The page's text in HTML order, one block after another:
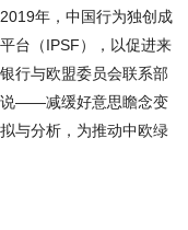
年，中国行为独创成
台（IPSF），以促进来
行与欧盟委员会联系部
说——减缓好意思瞻念变
与分析，为推动中欧绿